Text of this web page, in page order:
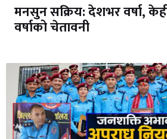
मनसुन सक्रिय: देशभर वर्षा, केही
वर्षाको चेतावनी